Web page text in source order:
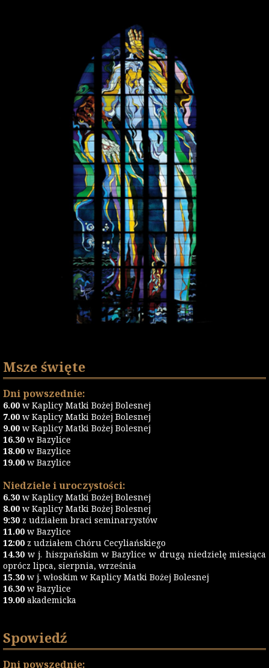
Msze święte
Dni powszednie:
6.00 w Kaplicy Matki Bożej Bolesnej
7.00 w Kaplicy Matki Bożej Bolesnej
9.00 w Kaplicy Matki Bożej Bolesnej
16.30 w Bazylice
18.00 w Bazylice
19.00 w Bazylice
Niedziele i uroczystości:
6.30 w Kaplicy Matki Bożej Bolesnej
8.00 w Kaplicy Matki Bożej Bolesnej
9:30 z udziałem braci seminarzystów
11.00 w Bazylice
12:00 z udziałem Chóru Cecyliańskiego
14.30 w j. hiszpańskim w Bazylice w drugą niedzielę miesiąca
oprócz lipca, sierpnia, września
15.30 w j. włoskim w Kaplicy Matki Bożej Bolesnej
16.30 w Bazylice
19.00 akademicka
Spowiedź
Dni powszednie: